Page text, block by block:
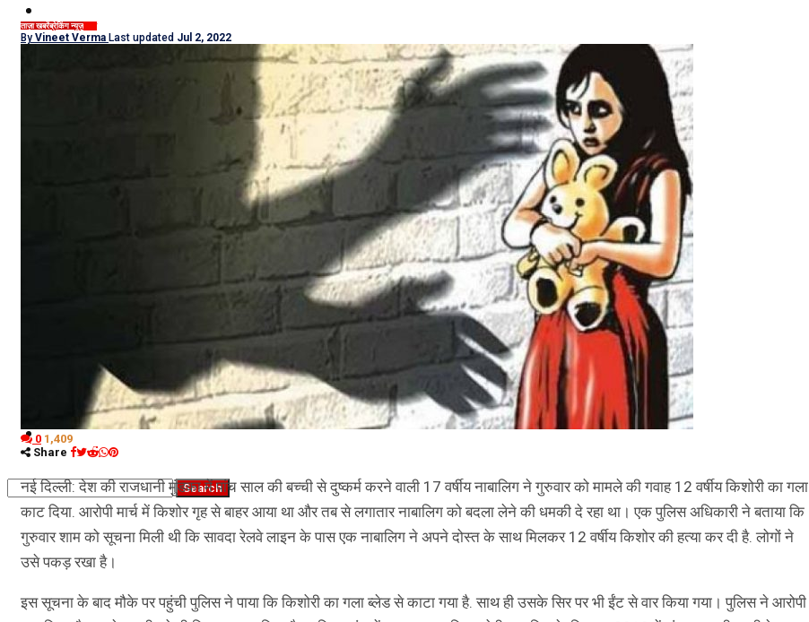
राजनीति
विज्ञान तकनीकी
ताज़ा खबरेंब्रेकिंग न्यूज़
By Vineet Verma Last updated Jul 2, 2022
0 1,409
Share
नई दिल्ली: देश की राजधानी मुंडका में पांच साल की बच्ची से दुष्कर्म करने वाली 17 वर्षीय नाबालिग ने गुरुवार को मामले की गवाह 12 वर्षीय किशोरी का गला
काट दिया. आरोपी मार्च में किशोर गृह से बाहर आया था और तब से लगातार नाबालिग को बदला लेने की धमकी दे रहा था। एक पुलिस अधिकारी ने बताया कि
गुरुवार शाम को सूचना मिली थी कि सावदा रेलवे लाइन के पास एक नाबालिग ने अपने दोस्त के साथ मिलकर 12 वर्षीय किशोर की हत्या कर दी है. लोगों ने
उसे पकड़ रखा है।
इस सूचना के बाद मौके पर पहुंची पुलिस ने पाया कि किशोरी का गला ब्लेड से काटा गया है. साथ ही उसके सिर पर भी ईंट से वार किया गया। पुलिस ने आरोपी